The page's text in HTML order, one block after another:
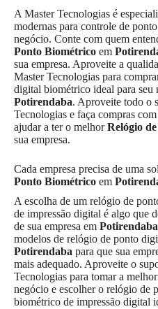
A Master Tecnologias é
modernas para controle de
negócio. Conte com quem
Ponto Biométrico em
sua empresa. Aproveite a
Master Tecnologias para
digital biométrico ideal para seu
Potirendaba. Aproveite todo o
Tecnologias e faça compras
ajudar a ter o melhorRelógio
sua empresa.
Cada empresa precisa de uma
Ponto Biométrico em
A escolha de um relógio de
de impressão digital é algo que
de sua empresa em Potirendaba
modelos de relógio de ponto
Potirendaba para que sua
mais adequado. Aproveite o
Tecnologias para tomar a
negócio e escolher o relógio de
biométrico de impressão digital